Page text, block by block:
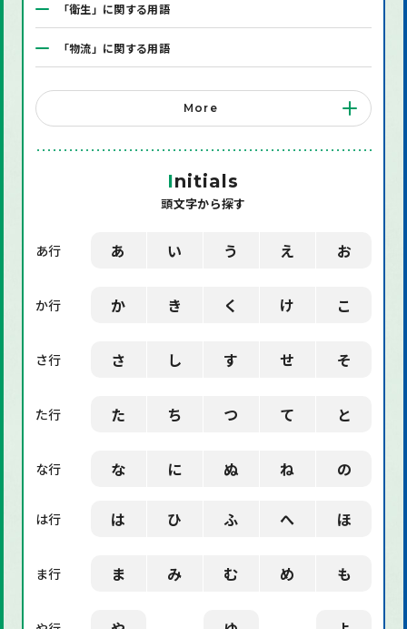
「衛生」に関する用語
「物流」に関する用語
「システム」に関する用語
「店舗備品」に関する用語
「環境」に関する用語
「業界用語」に関する用語
More
Initials
頭文字から探す
あ行 あ い う え お
か行 か き く け こ
さ行 さ し す せ そ
た行 た ち つ て と
な行 な に ぬ ね の
は行 は ひ ふ へ ほ
ま行 ま み む め も